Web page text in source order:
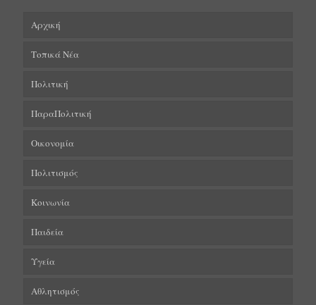
Αρχική
Τοπικά Νέα
Πολιτική
ΠαραΠολιτική
Οικονομία
Πολιτισμός
Κοινωνία
Παιδεία
Υγεία
Αθλητισμός